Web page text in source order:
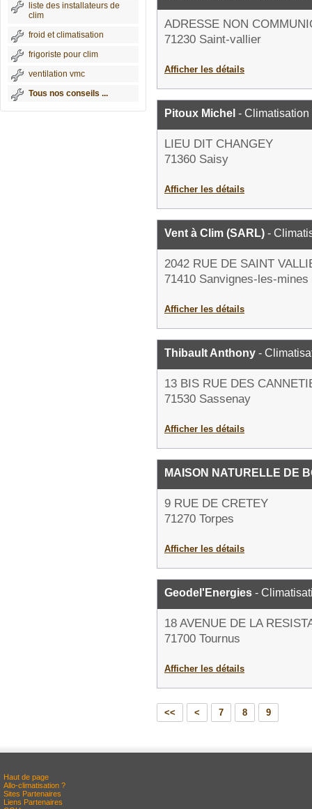
liste des installateurs de
clim
froid et climatisation
frigoriste pour clim
ventilation vmc
Tous nos conseils ...
ADRESSE NON
71230 Saint-vallier
Afficher les détails
Pitoux Michel - Climatisation
LIEU DIT CHANGEY
71360 Saisy
Afficher les détails
Vent à Clim (SARL) -
2042 RUE DE SAINT
71410 Sanvignes-les-mines
Afficher les détails
Thibault Anthony -
13 BIS RUE DES
71530 Sassenay
Afficher les détails
MAISON NATURELLE DE
9 RUE DE CRETEY
71270 Torpes
Afficher les détails
Geodel'Energies -
18 AVENUE DE LA
71700 Tournus
Afficher les détails
<< < 7 8 9
Haut de page
Allo-climatisation ?
Sites Partenaires
Liens Partenaires